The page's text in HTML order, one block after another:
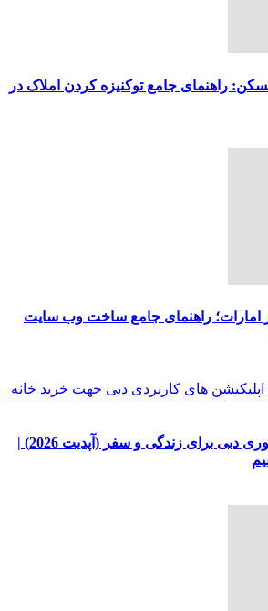
مسکن: راهنمای جامع توکنیزه کردن املاک در
راهنمای جامع ساخت وب سایت
10 اپلیکیشن ضروری دبی برای زندگی و سفر (آپدیت 2026) |